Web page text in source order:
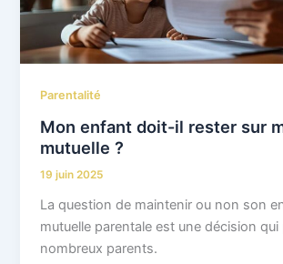
Parentalité
Mon enfant doit-il rester sur
mutuelle ?
19 juin 2025
La question de maintenir ou non son
mutuelle parentale est une décision
nombreux parents.